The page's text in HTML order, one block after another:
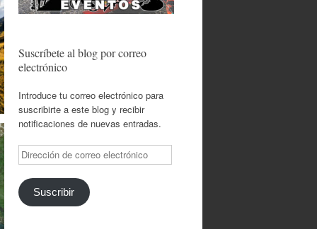
Suscríbete al blog por correo
electrónico
Introduce tu correo electrónico para
suscribirte a este blog y recibir
notificaciones de nuevas entradas.
Dirección
de
correo
electrónico
Suscribir